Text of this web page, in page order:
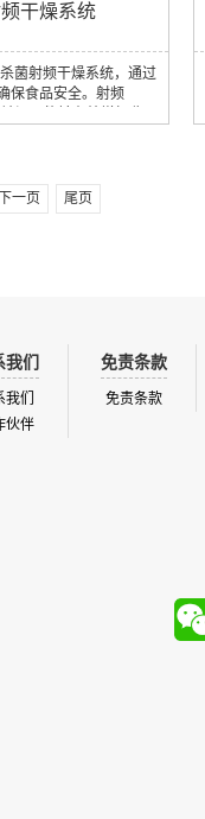
干燥系统
菌射频干燥系统，通过
保食品安全。射频
农产品，从而在整个过
这一过程有助于减少农
下一页 尾页
我们
我们
伙伴
免责条款
免责条款